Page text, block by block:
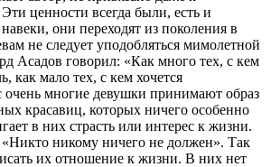
ценности всегда были, есть и
они переходят из поколения в
не следует уподобляться мимолетной
Асадов говорил: «Как много тех, с кем
как мало тех, с кем хочется
очень многие девушки принимают образ
красавиц, которых ничего особенно
в них страсть или интерес к жизни.
никому ничего не должен». Так
их отношение к жизни. В них нет